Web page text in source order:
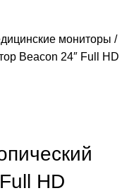
мониторы
Beacon 24″ Full HD
HD